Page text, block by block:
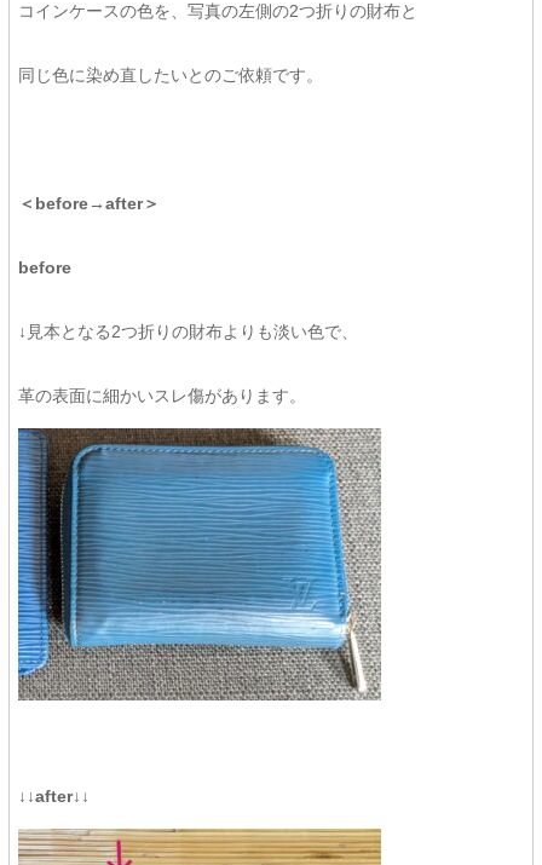
コインケースの色を、写真の左側の2つ折りの財布と
同じ色に染め直したいとのご依頼です。
＜before→after＞
before
↓見本となる2つ折りの財布よりも淡い色で、
革の表面に細かいスレ傷があります。
↓↓after↓↓